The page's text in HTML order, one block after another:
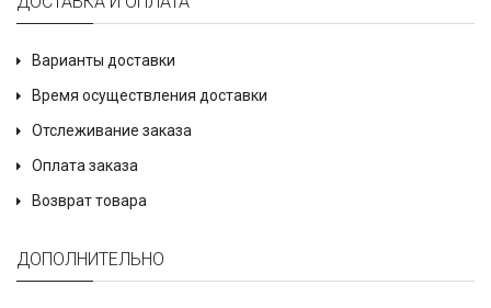
Варианты доставки
Время осуществления доставки
Отслеживание заказа
Оплата заказа
Возврат товара
ДОПОЛНИТЕЛЬНО